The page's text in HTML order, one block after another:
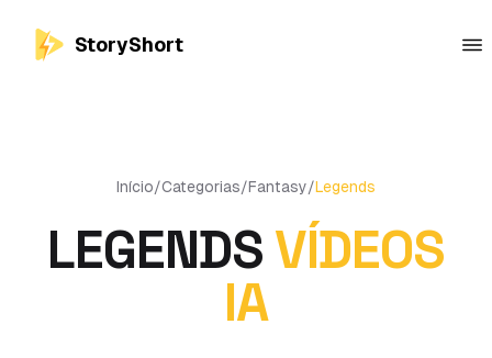
StoryShort
Início/Categorias/Fantasy/Legends
LEGENDSVÍDEOS
IA